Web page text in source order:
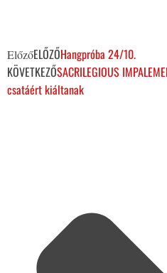
ElőzőELŐZŐHangpróba 24/10.
KÖVETKEZŐSACRILEGIOUS
csatáért kiáltanak